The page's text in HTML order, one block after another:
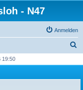
- N47
Anmelden
h
19:50